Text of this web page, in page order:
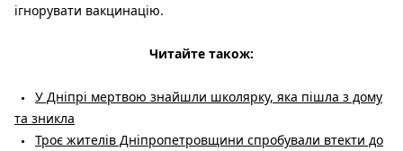
ігнорувати вакцинацію.
Читайте також:
У Дніпрі мертвою знайшли школярку, яка пішла з дому
та зникла
Троє жителів Дніпропетровщини спробували втекти до